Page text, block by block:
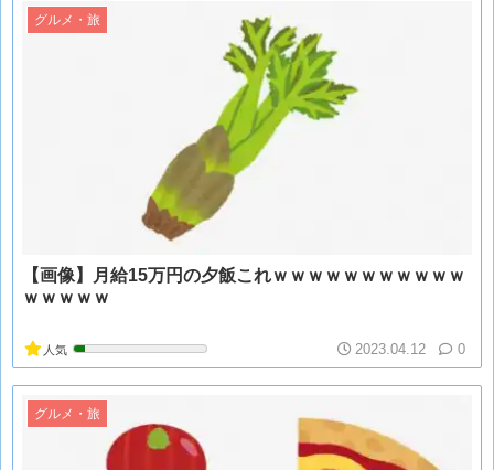
グルメ・旅
【画像】月給15万円の夕飯これｗｗｗｗｗｗｗｗｗｗｗ
ｗｗｗｗｗ
人気 2023.04.12 0
グルメ・旅